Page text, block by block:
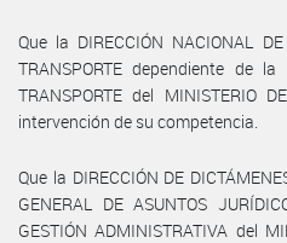
Que la DIRECCIÓN NACIONAL
TRANSPORTE dependiente de la
TRANSPORTE del MINISTERIO
intervención de su competencia.
Que la DIRECCIÓN DE
GENERAL DE ASUNTOS
GESTIÓN ADMINISTRATIVA del